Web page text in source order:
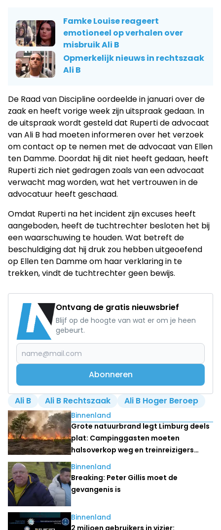
Famke Louise reageert
emotioneel op verhalen over
misbruik Ali B
Opmerkelijk nieuws in rechtszaak
Ali B
De Raad van Discipline oordeelde in januari over de
zaak en heeft vorige week zijn uitspraak gedaan. In
de uitspraak wordt gesteld dat Ruperti de advocaat
van Ali B had moeten informeren over het verzoek
om contact op te nemen met de advocaat van Ellen
ten Damme. Doordat hij dit niet heeft gedaan, heeft
Ruperti zich niet gedragen zoals van een advocaat
verwacht mag worden, wat het vertrouwen in de
advocatuur heeft geschaad.
Omdat Ruperti na het incident zijn excuses heeft
aangeboden, heeft de tuchtrechter besloten het bij
een waarschuwing te houden. Wat betreft de
beschuldiging dat hij druk zou hebben uitgeoefend
op Ellen ten Damme om haar verklaring in te
trekken, vindt de tuchtrechter geen bewijs.
Ontvang de gratis nieuwsbrief
Blijf op de hoogte van wat er om je heen
gebeurt.
Abonneren
Ali B Ali B Rechtszaak Ali B Hoger Beroep
Lees ook
Binnenland
Grote natuurbrand legt Limburg deels
plat: Campinggasten moeten
halsoverkop weg en treinreizigers
stranden
Binnenland
Breaking: Peter Gillis moet de
gevangenis is
Binnenland
2 miljoen gebruikers in vizier: